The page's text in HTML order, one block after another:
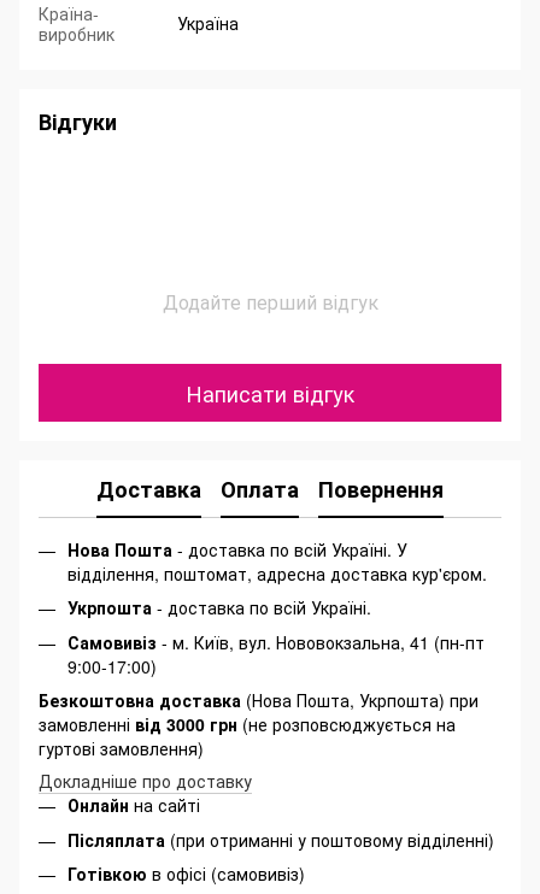
Країна-
виробник
Україна
Відгуки
Додайте перший відгук
Написати відгук
Доставка Оплата Повернення
Нова Пошта - доставка по всій Україні. У
відділення, поштомат, адресна доставка кур'єром.
Укрпошта - доставка по всій Україні.
Самовивіз - м. Київ, вул. Нововокзальна, 41 (пн-пт
9:00-17:00)
Безкоштовна доставка (Нова Пошта, Укрпошта) при
замовленні від 3000 грн (не розповсюджується на
гуртові замовлення)
Докладніше про доставку
Онлайн на сайті
Післяплата (при отриманні у поштовому відділенні)
Готівкою в офісі (самовивіз)